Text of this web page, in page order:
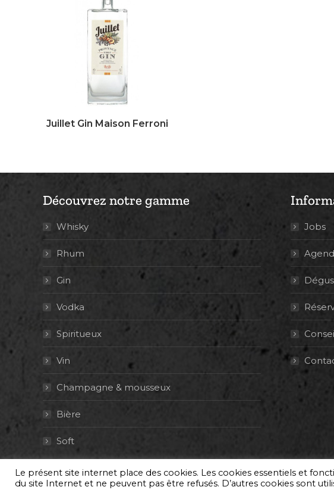
Juillet Gin Maison Ferroni
Découvrez notre gamme
Whisky
Rhum
Gin
Vodka
Spiritueux
Vin
Champagne & mousseux
Bière
Soft
Jobs
© By Poush
Le présent site internet place des cookies. Les cookies essentiels et
du site Internet et ne peuvent pas être refusés. D’autres cookies sont